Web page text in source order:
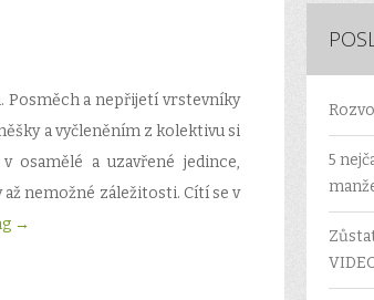
Posměch a nepřijetí vrstevníky
a vyčleněním z kolektivu si
osamělé a uzavřené jedince,
nemožné záležitosti. Cítí se v
→
5